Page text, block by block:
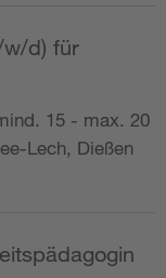
w/d) für
15 - max. 20
Lech, Dießen